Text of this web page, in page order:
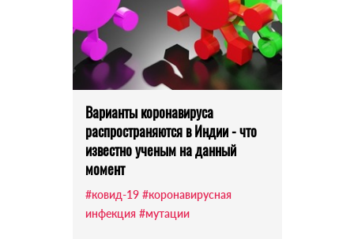
Варианты коронавируса
распространяются в Индии - что
известно ученым на данный
момент
#ковид-19 #коронавирусная
инфекция #мутации